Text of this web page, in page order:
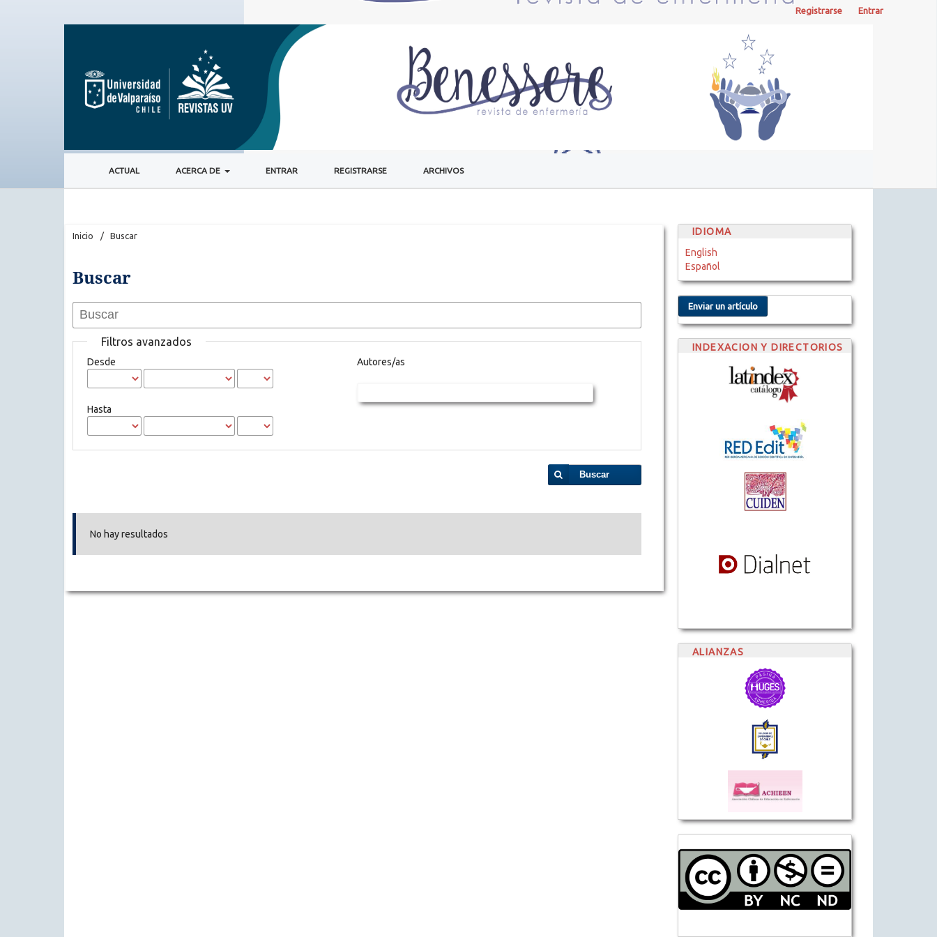
ACTUAL ACERCA DE ENTRAR REGISTRARSE ARCHIVOS
Registrarse Entrar
Inicio / Buscar
Buscar
Filtros avanzados
Desde
Hasta
Autores/as
Buscar
No hay resultados
IDIOMA
English
Español
Enviar un artículo
INDEXACION Y DIRECTORIOS
ALIANZAS